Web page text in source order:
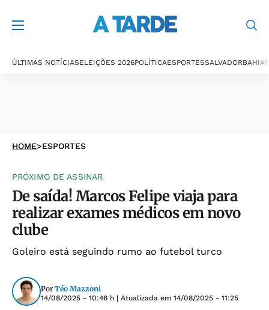
ÚLTIMAS NOTÍCIASELEIÇÕES 2026POLÍTICAESPORTESSALVADORBAHIA
HOME>ESPORTES
PRÓXIMO DE ASSINAR
De saída! Marcos Felipe viaja para
realizar exames médicos em novo
clube
Goleiro está seguindo rumo ao futebol turco
Por Téo Mazzoni
14/08/2025 - 10:46 h | Atualizada em 14/08/2025 - 11:25